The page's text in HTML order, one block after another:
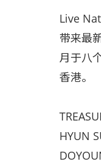
Live
带来最
月于八
香港。
HYUN